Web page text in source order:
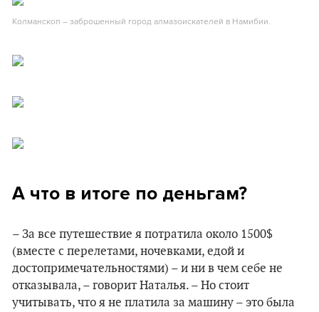
Колманскоп – заброшенный город алмазоискателей в Намибии.
А что в итоге по деньгам?
– За все путешествие я потратила около 1500$
(вместе с перелетами, ночевками, едой и
достопримечательностями) – и ни в чем себе не
отказывала, – говорит Наталья. – Но стоит
учитывать, что я не платила за машину – это была